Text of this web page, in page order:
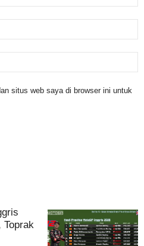
situs web saya di browser ini untuk
Toprak